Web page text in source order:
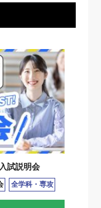
試説明会
全学科・専攻